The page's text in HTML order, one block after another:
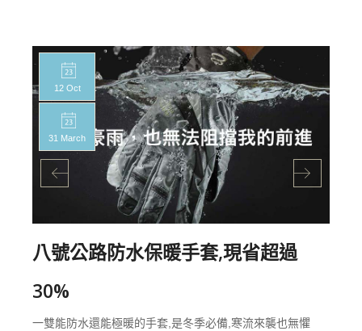
12 Oct
31 March
八號公路防水保暖手套,現省超過
30%
一雙能防水還能極暖的手套,是冬季必備,寒流來襲也無懼